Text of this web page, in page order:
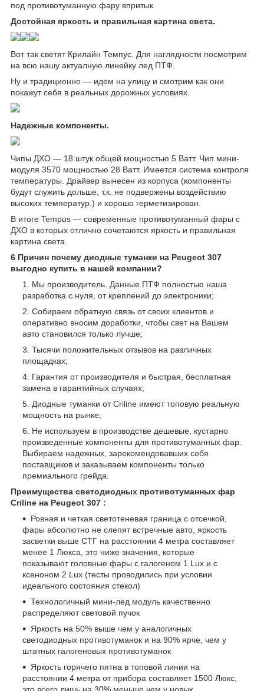
под противотуманную фару впритык.
Достойная яркость и правильная картина света.
Вот так светят Крилайн Темпус. Для наглядности посмотрим
на всю нашу актуалную линейку лед ПТФ.
Ну и традиционно — идем на улицу и смотрим как они
покажут себя в реальных дорожных условиях.
Надежные компоненты.
Чипы ДХО — 18 штук общей мощностью 5 Ватт. Чип мини-
модуля 3570 мощностью 28 Ватт. Имеется система контроля
температуры. Драйвер вынесен из корпуса (компоненты
будут служить дольше, т.к. не подвержены воздействию
высоких температур.) и хорошо герметизирован.
В итоге Tempus — современные противотуманный фары с
ДХО в которых отлично сочетаются яркость и правильная
картина света.
6 Причин почему диодные туманки на Peugeot 307
выгодно купить в нашей компании?
Мы производитель. Данные ПТФ полностью наша
разработка с нуля, от креплений до электроники;
Собираем обратную связь от своих клиентов и
оперативно вносим доработки, чтобы свет на Вашем
авто становился только лучше;
Тысячи положительных отзывов на различных
площадках;
Гарантия от производителя и быстрая, бесплатная
замена в гарантийных случаях;
Диодные туманки от Criline имеют топовую реальную
мощность на рынке;
Не используем в производстве дешевые, кустарно
произведенные компоненты для противотуманных фар.
Выбираем надежных, зарекомендовавших себя
поставщиков и заказываем компоненты только
премиального грейда.
Преимущества светодиодных противотуманных фар
Criline на Peugeot 307 :
Ровная и четкая светотеневая граница с отсечкой,
фары абсолютно не слепят встречные авто, яркость
засветки выше СТГ на расстоянии 4 метра составляет
менее 1 Люкса, это ниже значения, которые
показывают головные фары с галогеном 1 Lux и с
ксеноном 2 Lux (тесты проводились при условии
идеального состояния стекол)
Технологичный мини-лед модуль качественно
распределяют световой пучок
Яркость на 50% выше чем у аналогичных
светодиодных противотуманок и на 90% ярче, чем у
штатных галогеновых противотуманок
Яркость горячего пятна в топовой линии на
расстоянии 4 метра от прибора составляет 1500 Люкс,